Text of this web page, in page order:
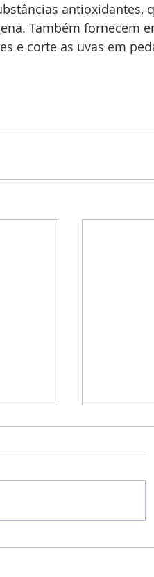
antioxidantes,
Também fornecem
e corte as uvas em